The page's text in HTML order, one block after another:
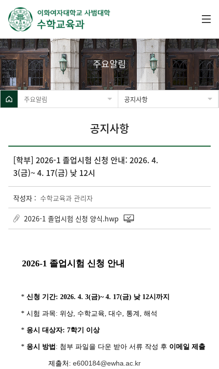
주요알림
주요알림 공지사항
공지사항
[학부] 2026-1 졸업시험 신청 안내: 2026. 4.
3(금)~ 4. 17(금) 낮 12시
작성자 : 수학교육과 관리자
2026-1 졸업시험 신청 양식.hwp
2026-1 졸업시험 신청 안내
* 신청 기간: 2026. 4. 3(금)~ 4. 17(금) 낮 12시까지
* 시험 과목: 위상, 수학교육, 대수, 통계, 해석
* 응시 대상자: 7학기 이상
* 응시 방법 : 첨부 파일을 다운 받아 서류 작성 후 이메일 제출
제출처: e600184@ewha.ac.kr